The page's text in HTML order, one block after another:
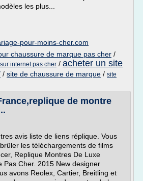
les plus...
pour-moins-cher.com
chaussure de marque pas cher /
internet pas cher / acheter un site
/ site de chaussure de marque / site
de montre
avis liste de liens réplique. Vous
les téléchargements de films
Replique Montres De Luxe
Pas Cher. 2015 New designer
avons Reolex, Cartier, Breitling et